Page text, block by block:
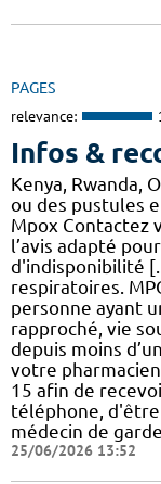
PAGES
relevance:
Infos &
Kenya, Rwanda,
ou des pustules
Mpox Contactez
l’avis adapté pour
d'indisponibilité
respiratoires.
personne ayant
rapproché, vie
depuis moins
votre
15 afin de
téléphone,
médecin de
25/06/2026 13:52